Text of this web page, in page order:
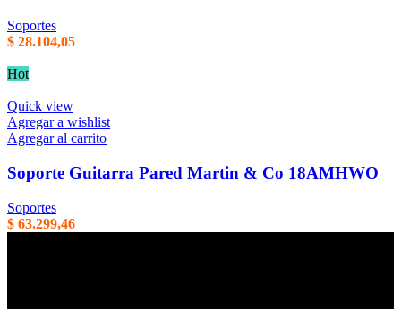
Soportes
$ 28.104,05
Hot
Quick view
Agregar a wishlist
Agregar al carrito
Soporte Guitarra Pared Martin & Co 18AMHWO
Soportes
$ 63.299,46